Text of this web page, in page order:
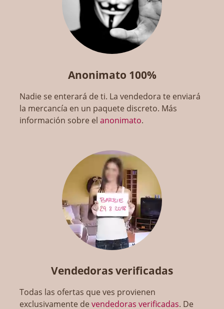
Anonimato 100%
Nadie se enterará de ti. La vendedora te enviará
la mercancía en un paquete discreto. Más
información sobre elanonimato.
Vendedoras verificadas
Todas las ofertas que ves provienen
exclusivamente devendedoras verificadas. De